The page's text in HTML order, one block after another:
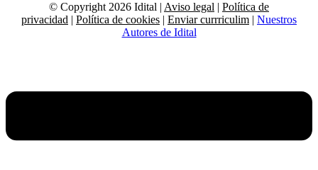
© Copyright 2026 Idital | Aviso legal | Política de
privacidad | Política de cookies | Enviar currriculim | Nuestros
Autores de Idital